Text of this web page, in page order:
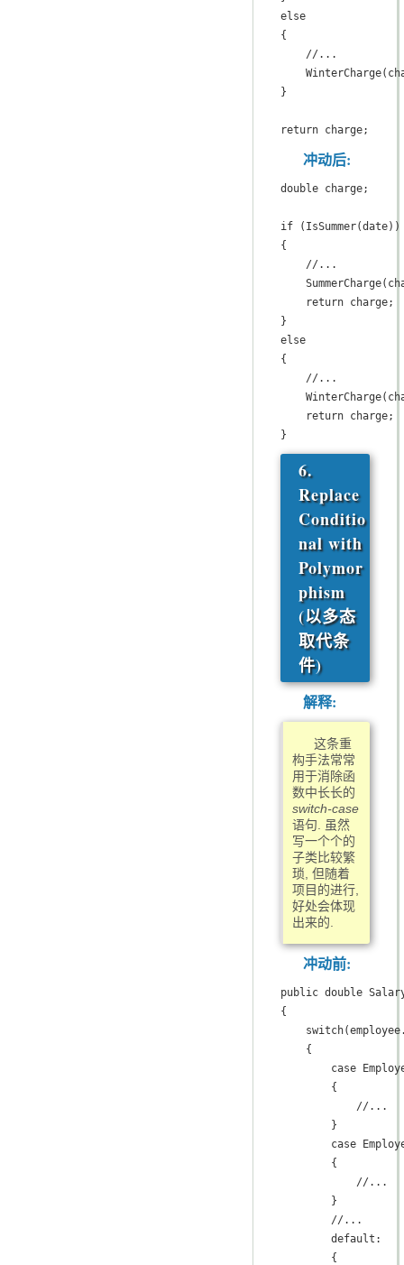
else
{
    //...
}
return charge;
冲动后:
double charge;
if (IsSummer(date))
{
    //...
    return charge;
}
else
{
    //...
    return charge;
}
6.
Replace
Conditio
nal with
Polymor
phism
(以多态
取代条
件)
解释:
这条重
构手法常常
用于消除函
数中长长的
switch-case
语句. 虽然
写一个个的
子类比较繁
琐, 但随着
项目的进行,
好处会体现
出来的.
冲动前:
public double
{
    {
case
        {
            //...
        }
case
        {
            //...
        }
        //...
        default:
        {